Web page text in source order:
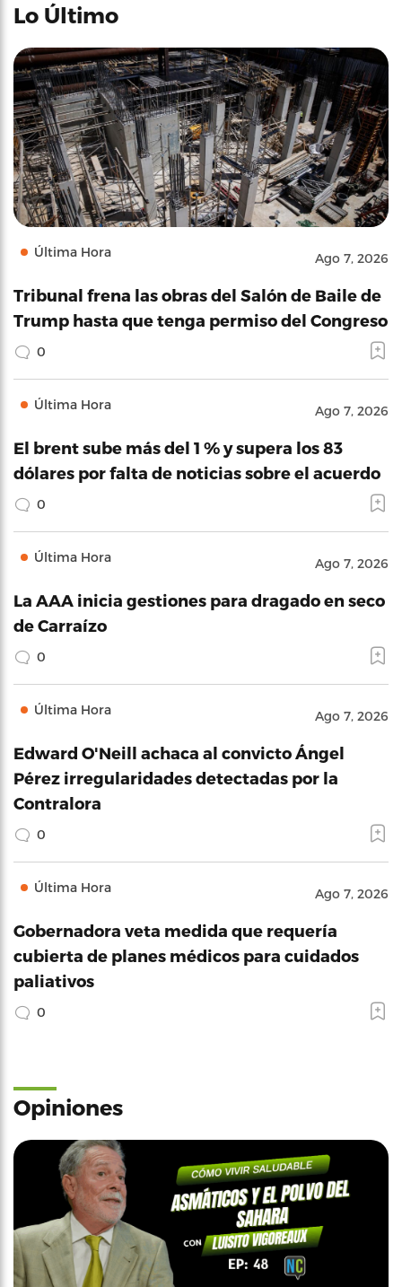
Lo Último
Última Hora Ago 7, 2026
Tribunal frena las obras del Salón de Baile de
Trump hasta que tenga permiso del Congreso
0
Última Hora Ago 7, 2026
El brent sube más del 1 % y supera los 83
dólares por falta de noticias sobre el acuerdo
0
Última Hora Ago 7, 2026
La AAA inicia gestiones para dragado en seco
de Carraízo
0
Última Hora Ago 7, 2026
Edward O'Neill achaca al convicto Ángel
Pérez irregularidades detectadas por la
Contralora
0
Última Hora Ago 7, 2026
Gobernadora veta medida que requería
cubierta de planes médicos para cuidados
paliativos
0
Opiniones